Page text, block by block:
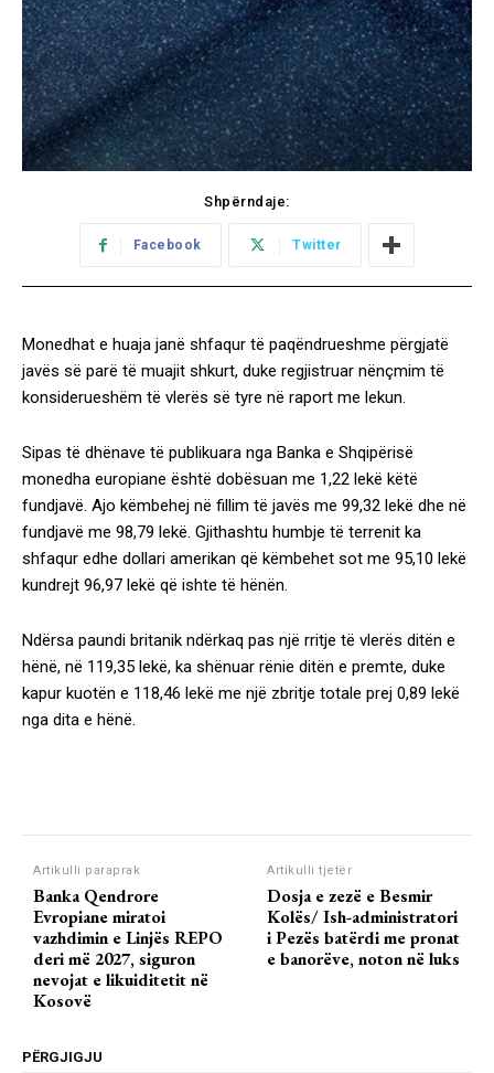
Shpërndaje:
Facebook Twitter
Monedhat e huaja janë shfaqur të paqëndrueshme përgjatë
javës së parë të muajit shkurt, duke regjistruar nënçmim të
konsiderueshëm të vlerës së tyre në raport me lekun.
Sipas të dhënave të publikuara nga Banka e Shqipërisë
monedha europiane është dobësuan me 1,22 lekë këtë
fundjavë. Ajo këmbehej në fillim të javës me 99,32 lekë dhe në
fundjavë me 98,79 lekë. Gjithashtu humbje të terrenit ka
shfaqur edhe dollari amerikan që këmbehet sot me 95,10 lekë
kundrejt 96,97 lekë që ishte të hënën.
Ndërsa paundi britanik ndërkaq pas një rritje të vlerës ditën e
hënë, në 119,35 lekë, ka shënuar rënie ditën e premte, duke
kapur kuotën e 118,46 lekë me një zbritje totale prej 0,89 lekë
nga dita e hënë.
Artikulli paraprak
Banka Qendrore
Evropiane miratoi
vazhdimin e Linjës REPO
deri më 2027, siguron
nevojat e likuiditetit në
Kosovë
Artikulli tjetër
Dosja e zezë e Besmir
Kolës/ Ish-administratori
i Pezës batërdi me pronat
e banorëve, noton në luks
PËRGJIGJU